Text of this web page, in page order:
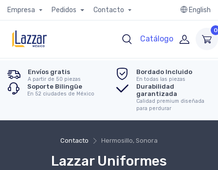
Empresa Pedidos Contacto English
Catálogo
0
Envíos gratis
A partir de 50 piezas
Bordado Incluido
En todas las piezas
Soporte Bilingüe
En 52 ciudades de México
Durabilidad
garantizada
Calidad premium diseñada
para perdurar
Contacto Hermosillo, Sonora
Lazzar Uniformes